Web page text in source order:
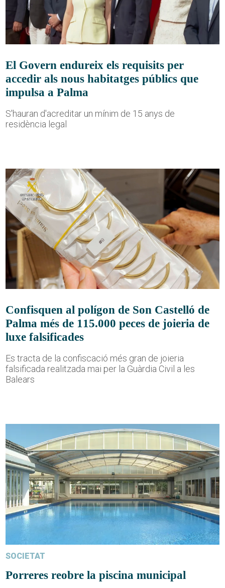
El Govern endureix els requisits per
accedir als nous habitatges públics que
impulsa a Palma
S'hauran d'acreditar un mínim de 15 anys de
residència legal
Confisquen al polígon de Son Castelló de
Palma més de 115.000 peces de joieria de
luxe falsificades
Es tracta de la confiscació més gran de joieria
falsificada realitzada mai per la Guàrdia Civil a les
Balears
SOCIETAT
Porreres reobre la piscina municipal